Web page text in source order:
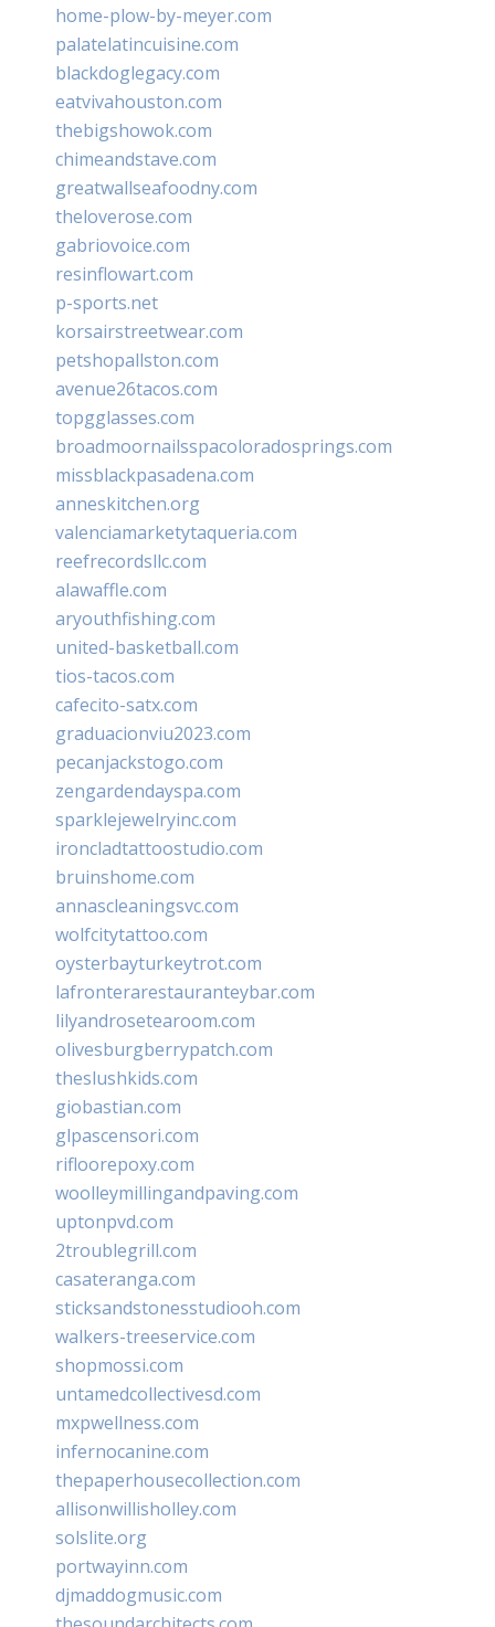
home-plow-by-meyer.com
palatelatincuisine.com
blackdoglegacy.com
eatvivahouston.com
thebigshowok.com
chimeandstave.com
greatwallseafoodny.com
theloverose.com
gabriovoice.com
resinflowart.com
p-sports.net
korsairstreetwear.com
petshopallston.com
avenue26tacos.com
topgglasses.com
broadmoornailsspacoloradosprings.com
missblackpasadena.com
anneskitchen.org
valenciamarketytaqueria.com
reefrecordsllc.com
alawaffle.com
aryouthfishing.com
united-basketball.com
tios-tacos.com
cafecito-satx.com
graduacionviu2023.com
pecanjackstogo.com
zengardendayspa.com
sparklejewelryinc.com
ironcladtattoostudio.com
bruinshome.com
annascleaningsvc.com
wolfcitytattoo.com
oysterbayturkeytrot.com
lafronterarestauranteybar.com
lilyandrosetearoom.com
olivesburgberrypatch.com
theslushkids.com
giobastian.com
glpascensori.com
rifloorepoxy.com
woolleymillingandpaving.com
uptonpvd.com
2troublegrill.com
casateranga.com
sticksandstonesstudiooh.com
walkers-treeservice.com
shopmossi.com
untamedcollectivesd.com
mxpwellness.com
infernocanine.com
thepaperhousecollection.com
allisonwillisholley.com
solslite.org
portwayinn.com
djmaddogmusic.com